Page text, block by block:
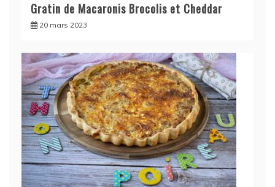
Gratin de Macaronis Brocolis et Cheddar
20 mars 2023